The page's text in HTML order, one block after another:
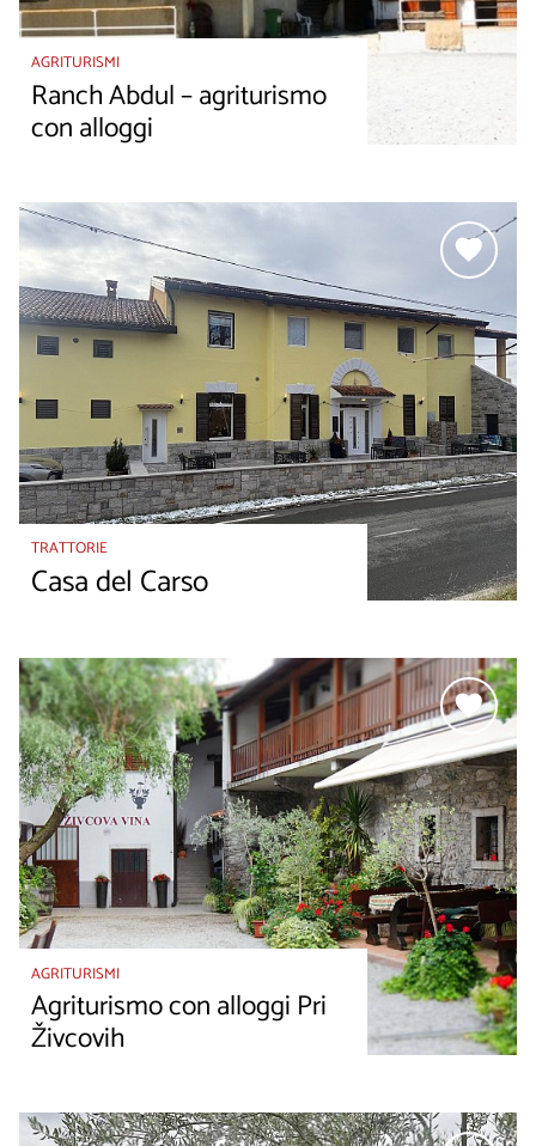
AGRITURISMI
Ranch Abdul – agriturismo
con alloggi
TRATTORIE
Casa del Carso
AGRITURISMI
Agriturismo con alloggi Pri
Živcovih